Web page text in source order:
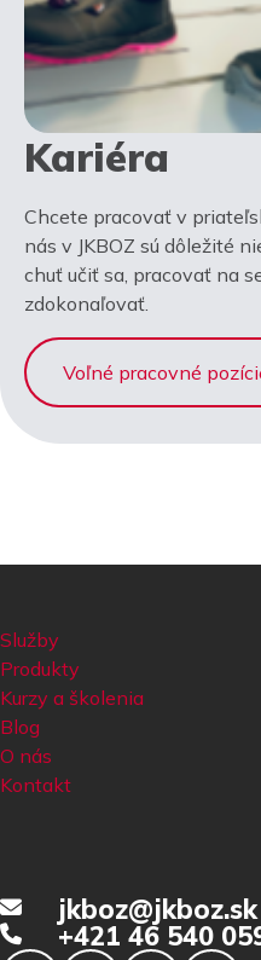
Kariéra
Chcete pracovať v
nás v JKBOZ sú dôležité
chuť učiť sa, pracovať na
zdokonaľovať.
Voľné pracovné
Služby
Produkty
Kurzy a školenia
Blog
O nás
Kontakt
jkboz@jkboz.sk
+421 46 540